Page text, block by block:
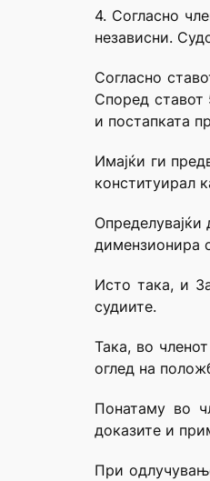
4. Согласно
независни.
Согласно
Според ставот
и постапката
Имајќи ги
конституирал
Определувајќи
димензионира
Исто така, и
судиите.
Така, во
оглед на
Понатаму во
доказите и
При